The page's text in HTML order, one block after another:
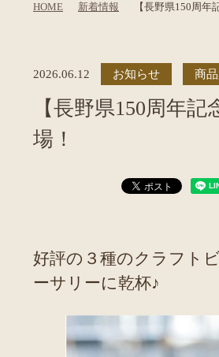
HOME 新着情報 【長野県150周年
2026.06.12 お知らせ 商
【長野県150周年
場！
好評の３種のクラフト
ーサリーに乾杯♪